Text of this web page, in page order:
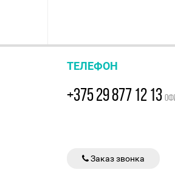
ТЕЛЕФОН
+375 29 877 12 13
Заказ звонка